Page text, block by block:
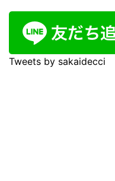
Tweets by sakaidecci